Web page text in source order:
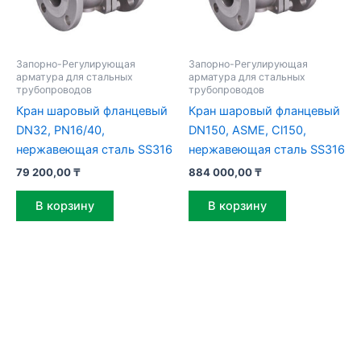
Запорно-Регулирующая
арматура для стальных
трубопроводов
Кран шаровый фланцевый
DN32, PN16/40,
нержавеющая сталь SS316
79 200,00₸
В корзину
Запорно-Регулирующая
арматура для стальных
трубопроводов
Кран шаровый фланцевый
DN150, ASME, Cl150,
нержавеющая сталь SS316
884 000,00₸
В корзину